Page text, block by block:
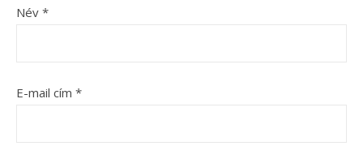
Név *
E-mail cím *